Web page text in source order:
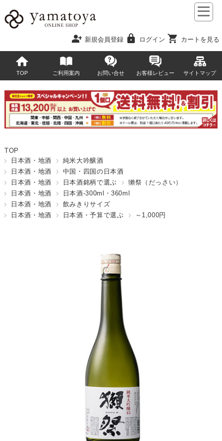
person_add 新規会員登録 lock ログイン shopping_cart カートを見る
TOP ご利用案内 お問い合せ お客様レビュー サイトマップ
TOP
日本酒・地酒
純米大吟醸酒
日本酒・地酒
中国・四国の日本酒
日本酒・地酒
日本酒銘柄で選ぶ
獺祭（だっさい）
日本酒・地酒
日本酒-300ml・360ml
日本酒・地酒
飲みきりサイズ
日本酒・地酒
日本酒・予算で選ぶ ～1,000円